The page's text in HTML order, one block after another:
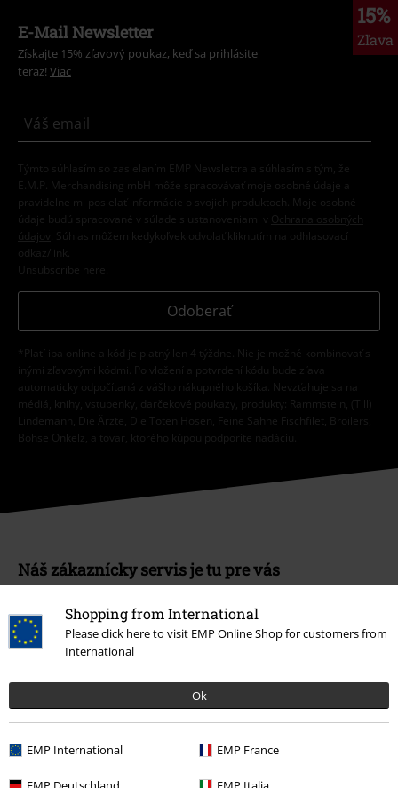
Shopping from International
Please click here to visit EMP Online Shop for customers from
International
Ok
EMP International EMP France
15%
Zľava
E-Mail Newsletter
Získajte 15% zľavový poukaz, keď sa prihlásite
teraz! Viac
Týmto súhlasím so zasielaním EMP Newslettra a súhlasím s tým, že
E.M.P. Merchandising mbH môže spracovávať moje osobné údaje a
pravidelne mi posielať informácie o svojich produktoch. Moje osobné
údaje budú spracované v súlade s ustanoveniami v
Ochrana osobných
údajov
. Súhlas môžem kedykoľvek odvolať kliknutím na odhlasovací
odkaz/link.
Unsubscribe here
Odoberať
*Platí iba online a kód je platný len 4 týždne. Nie je možné kombinovať s
inými zľavovými kódmi. Po vložení a potvrdení kódu bude zľava
automaticky odpočítaná z vášho nákupného košíka. Nevzťahuje sa na
médiá, knihy, vstupenky, darčekové poukazy, produkty: Rammstein, (Till)
Lindemann, Die Ärzte, Die Toten Hosen, Feine Sahne Fischfilet, Broilers,
Böhse Onkelz, a tovar, ktorého kúpou podporíte nadáciu.
Náš zákaznícky servis je tu pre vás
Dozvedieť sa viac
Zahájiť chat
Zákaznícky servis
Pomoc / FAQ